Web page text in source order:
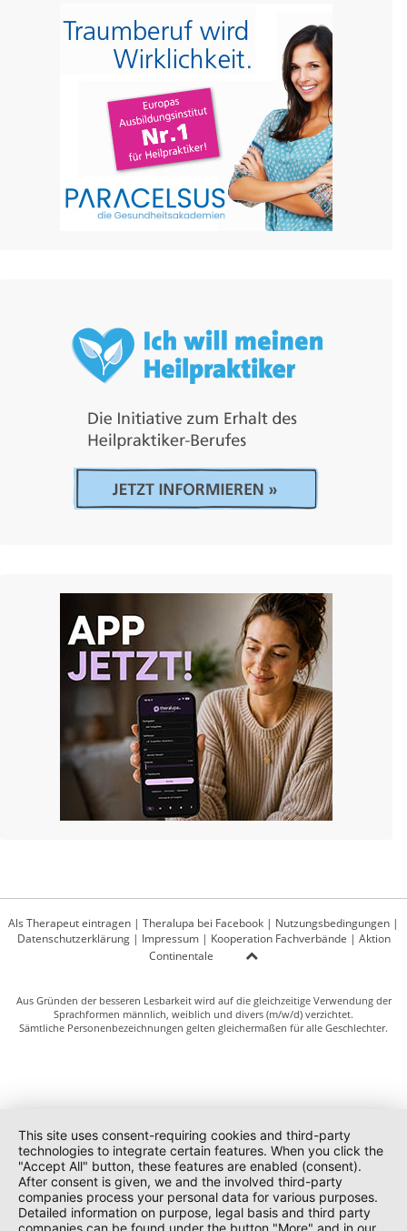
Als Therapeut eintragen | Theralupa bei Facebook | Nutzungsbedingungen |
Datenschutzerklärung| Impressum| Kooperation Fachverbände | Aktion
Continentale
Aus Gründen der besseren Lesbarkeit wird auf die gleichzeitige Verwendung der
Sprachformen männlich, weiblich und divers (m/w/d) verzichtet.
Sämtliche Personenbezeichnungen gelten gleichermaßen für alle Geschlechter.
This site uses consent-requiring cookies and third-party
technologies to integrate certain features. When you click the
"Accept All" button, these features are enabled (consent).
After consent is given, we and the involved third-party
companies process your personal data for various purposes.
Detailed information on purpose, legal basis and third party
companies can be found under the button "More" and in our